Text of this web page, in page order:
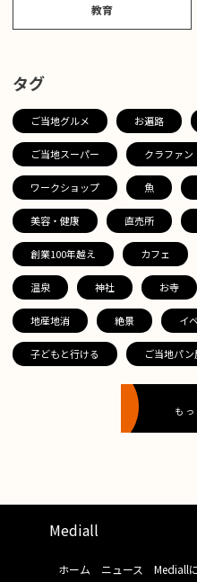
教育
タグ
ご当地グルメ お遍路
ご当地スーパー クラファン
ワークショップ 魚
美容・健康 直売所
創業100年越え カフェ
温泉 神社 お寺
地産地消 絶景 イ
子どもと行ける ご当地パン
も
Mediall
ホーム ニュース Mediall